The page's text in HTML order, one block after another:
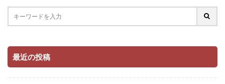
最近の投稿